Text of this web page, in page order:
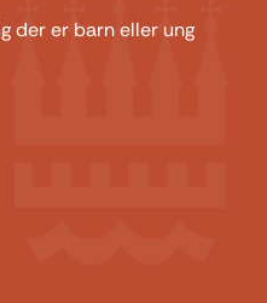
der er barn eller ung